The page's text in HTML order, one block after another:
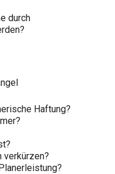
durch
Haftung?
verkürzen?